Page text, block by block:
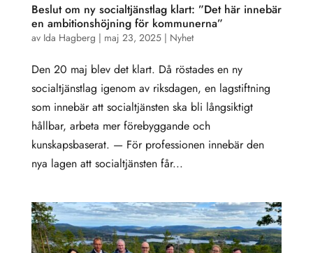
Beslut om ny socialtjänstlag klart: ”Det här innebär
en ambitionshöjning för kommunerna”
av Ida Hagberg | maj 23, 2025| Nyhet
Den 20 maj blev det klart. Då röstades en ny
socialtjänstlag igenom av riksdagen, en lagstiftning
som innebär att socialtjänsten ska bli långsiktigt
hållbar, arbeta mer förebyggande och
kunskapsbaserat. — För professionen innebär den
nya lagen att socialtjänsten får...